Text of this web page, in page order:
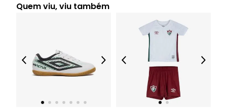
Quem viu, viu também